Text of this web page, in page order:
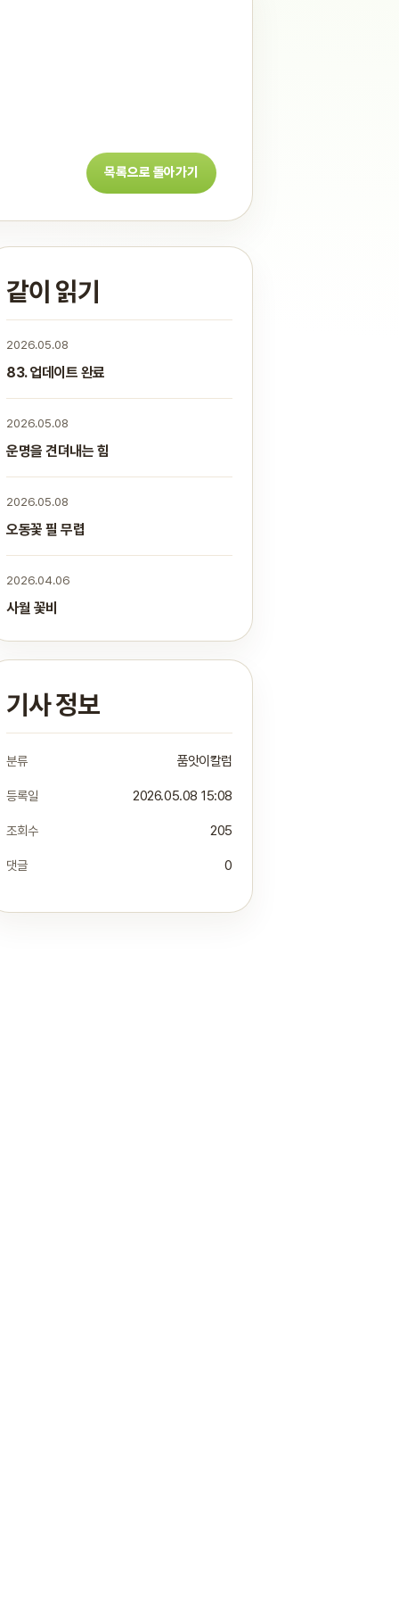
목록으로 돌아가기
같이 읽기
2026.05.08
83. 업데이트 완료
2026.05.08
운명을 견뎌내는 힘
2026.05.08
오동꽃 필 무렵
2026.04.06
사월 꽃비
기사 정보
분류 품앗이칼럼
등록일 2026.05.08 15:08
조회수 205
댓글 0